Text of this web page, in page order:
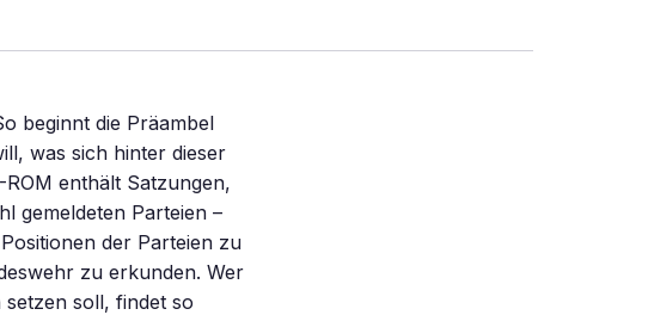
beginnt die Präambel
was sich hinter dieser
enthält Satzungen,
gemeldeten Parteien –
der Parteien zu
zu erkunden. Wer
soll, findet so